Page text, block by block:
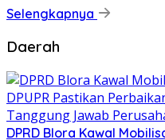
Selengkapnya
Daerah
DPRD Blora Kawal